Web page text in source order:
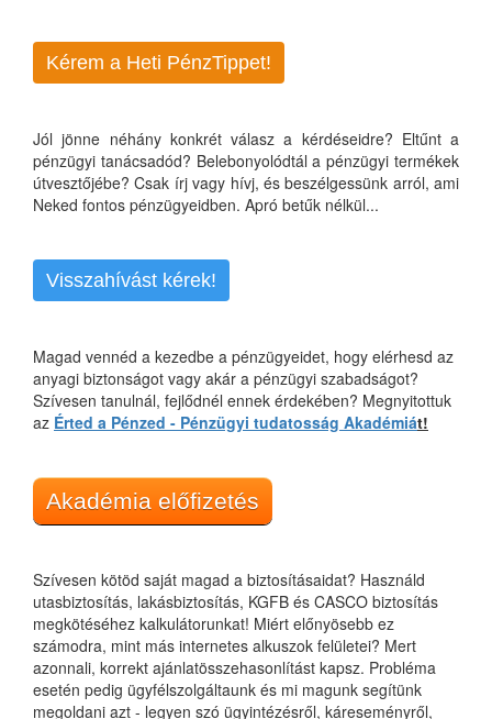
Kérem a Heti PénzTippet!
Jól jönne néhány konkrét válasz a kérdéseidre? Eltűnt a
pénzügyi tanácsadód? Belebonyolódtál a pénzügyi termékek
útvesztőjébe? Csak írj vagy hívj, és beszélgessünk arról, ami
Neked fontos pénzügyeidben. Apró betűk nélkül...
Visszahívást kérek!
Magad vennéd a kezedbe a pénzügyeidet, hogy elérhesd az
anyagi biztonságot vagy akár a pénzügyi szabadságot?
Szívesen tanulnál, fejlődnél ennek érdekében? Megnyitottuk
az Érted a Pénzed - Pénzügyi tudatosság Akadémiát!
Akadémia előfizetés
Szívesen kötöd saját magad a biztosításaidat? Használd
utasbiztosítás, lakásbiztosítás, KGFB és CASCO biztosítás
megkötéséhez kalkulátorunkat! Miért előnyösebb ez
számodra, mint más internetes alkuszok felületei? Mert
azonnali, korrekt ajánlatösszehasonlítást kapsz. Probléma
esetén pedig ügyfélszolgáltaunk és mi magunk segítünk
megoldani azt - legyen szó ügyintézésről, káreseményről,